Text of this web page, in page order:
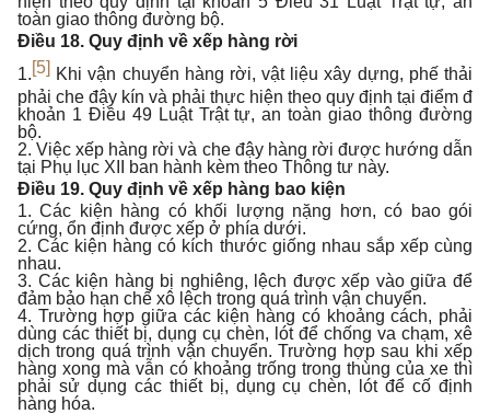
toàn giao thông đường bộ.
Điều 18. Quy định về xếp hàng rời
1.[5] Khi vận chuyển hàng rời, vật liệu xây dựng, phế thải
phải che đậy kín và phải thực hiện theo quy định tại điểm đ
khoản 1 Điều 49 Luật Trật tự, an toàn giao thông đường
bộ.
2. Việc xếp hàng rời và che đậy hàng rời được hướng dẫn
tại Phụ lục XII ban hành kèm theo Thông tư này.
Điều 19. Quy định về xếp hàng bao kiện
1. Các kiện hàng có khối lượng nặng hơn, có bao gói
cứng, ổn định được xếp ở phía dưới.
2. Các kiện hàng có kích thước giống nhau sắp xếp cùng
nhau.
3. Các kiện hàng bị nghiêng, lệch được xếp vào giữa để
đảm bảo hạn chế xô lệch trong quá trình vận chuyển.
4. Trường hợp giữa các kiện hàng có khoảng cách, phải
dùng các thiết bị, dụng cụ chèn, lót để chống va chạm, xê
dịch trong quá trình vận chuyển. Trường hợp sau khi xếp
hàng xong mà vẫn có khoảng trống trong thùng của xe thì
phải sử dụng các thiết bị, dụng cụ chèn, lót để cố định
hàng hóa.